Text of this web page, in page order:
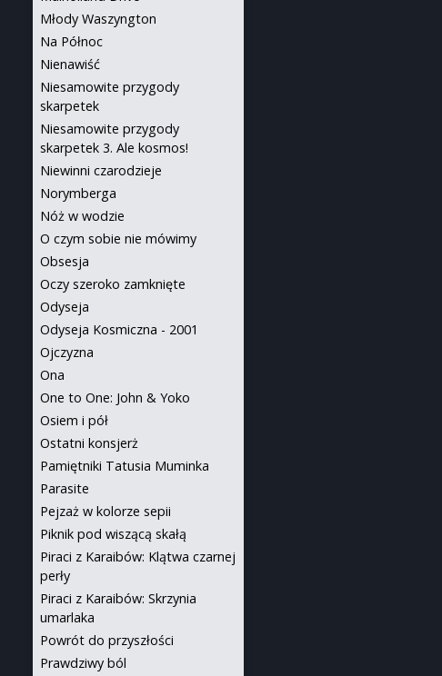
Młody Waszyngton
Na Północ
Nienawiść
Niesamowite przygody
skarpetek
Niesamowite przygody
skarpetek 3. Ale kosmos!
Niewinni czarodzieje
Norymberga
Nóż w wodzie
O czym sobie nie mówimy
Obsesja
Oczy szeroko zamknięte
Odyseja
Odyseja Kosmiczna - 2001
Ojczyzna
Ona
One to One: John & Yoko
Osiem i pół
Ostatni konsjerż
Pamiętniki Tatusia Muminka
Parasite
Pejzaż w kolorze sepii
Piknik pod wiszącą skałą
Piraci z Karaibów: Klątwa czarnej
perły
Piraci z Karaibów: Skrzynia
umarlaka
Powrót do przyszłości
Prawdziwy ból